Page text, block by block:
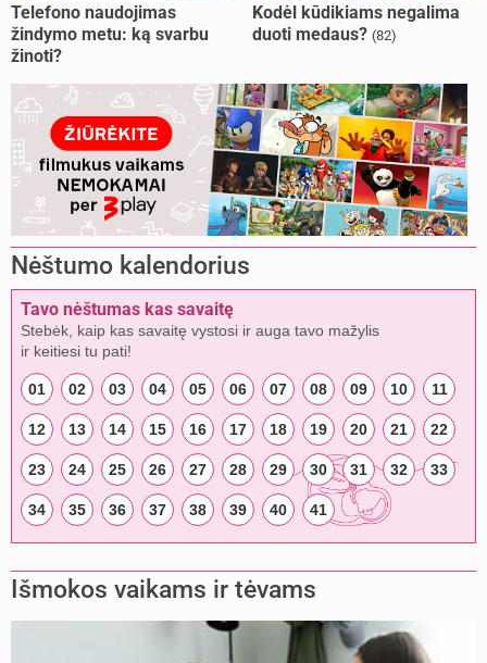
Telefono naudojimas
žindymo metu: ką svarbu
žinoti?
Kodėl kūdikiams negalima
duoti medaus? (82)
Nėštumo kalendorius
Tavo nėštumas kas savaitę
Stebėk, kaip kas savaitę vystosi ir auga tavo mažylis
ir keitiesi tu pati!
01 02 03 04 05 06 07 08 09 10 11
12 13 14 15 16 17 18 19 20 21 22
23 24 25 26 27 28 29 30 31 32 33
34 35 36 37 38 39 40 41
Išmokos vaikams ir tėvams